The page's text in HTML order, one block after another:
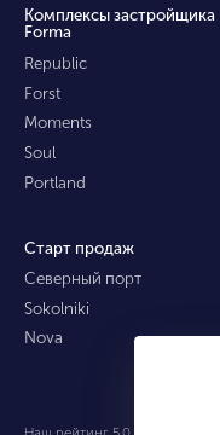
Комплексы застройщика
Forma
Republic
Forst
Moments
Soul
Portland
Старт продаж
Северный порт
Sokolniki
Nova